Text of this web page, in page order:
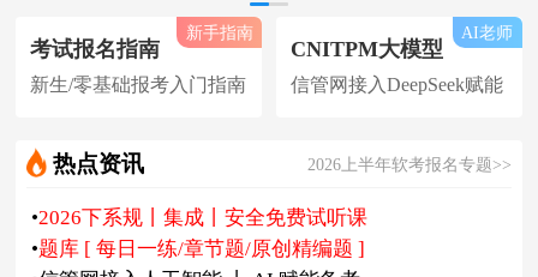
考试报名指南
新生/零基础报考入门指南
新手指南
CNITPM大模型
信管网接入DeepSeek赋能
AI老师
热点资讯 2026上半年软考报名专题>>
•题库 [ 每日一练/章节题/原创精编题 ]
信管网接入人工智能 丨 AI 赋能备考
软考高项|集成等各科真题汇总下载
•信管网软考讲师合作招聘(全职/兼职)